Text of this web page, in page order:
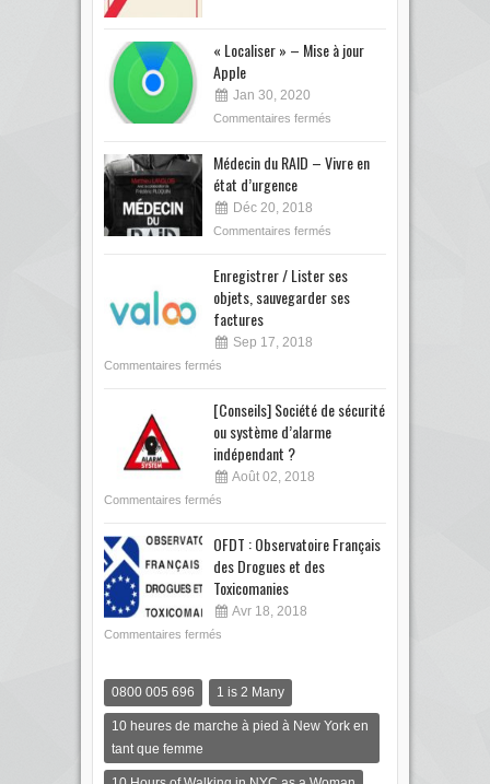
« Localiser » – Mise à jour
Apple
Jan 30, 2020
Commentaires fermés
Médecin du RAID – Vivre en
état d’urgence
Déc 20, 2018
Commentaires fermés
Enregistrer / Lister ses
objets, sauvegarder ses
factures
Sep 17, 2018
Commentaires fermés
[Conseils] Société de sécurité
ou système d’alarme
indépendant ?
Août 02, 2018
Commentaires fermés
OFDT : Observatoire Français
des Drogues et des
Toxicomanies
Avr 18, 2018
Commentaires fermés
0800 005 696 1 is 2 Many
10 heures de marche à pied à New York en
tant que femme